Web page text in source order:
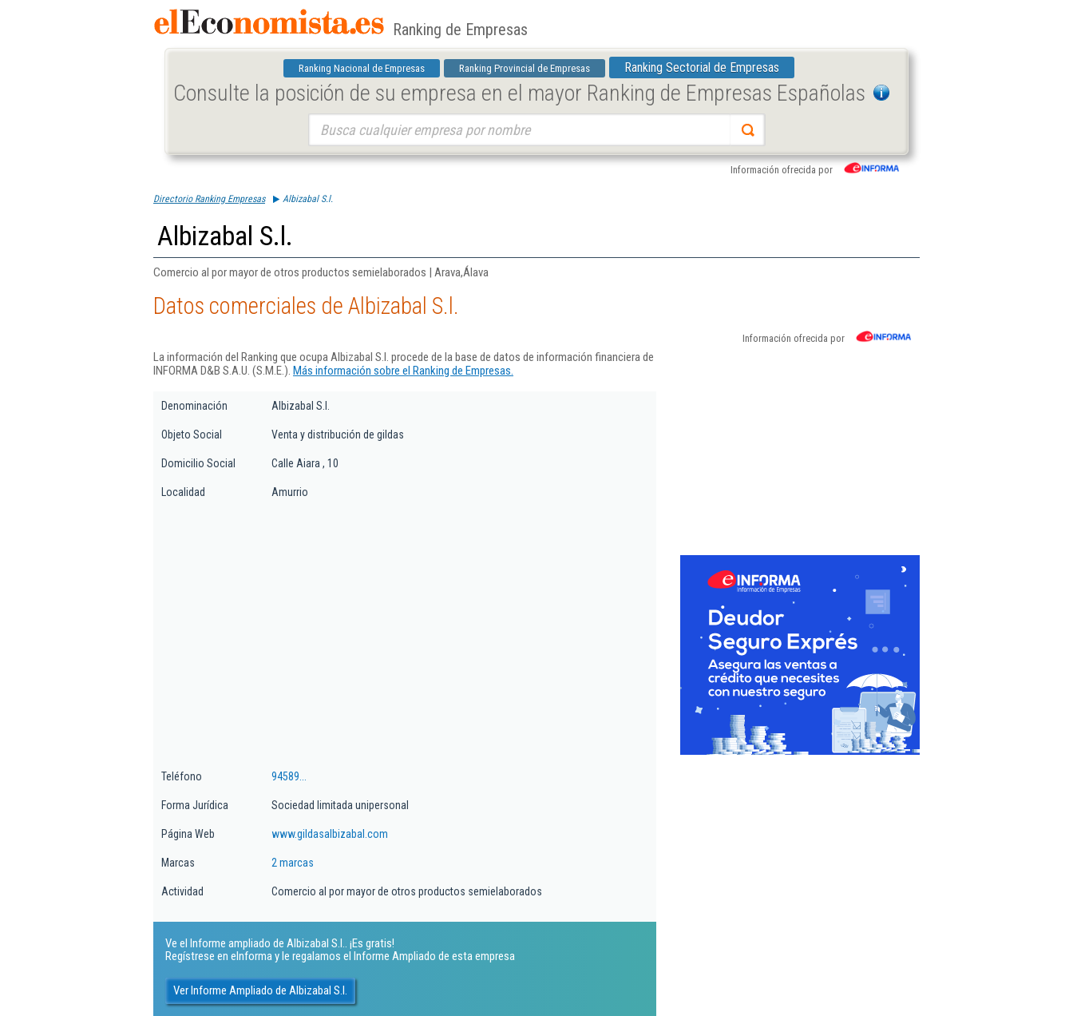
Ranking de Empresas
Ranking Nacional de Empresas Ranking Provincial de Empresas Ranking Sectorial de Empresas
Consulte la posición de su empresa en el mayor Ranking de Empresas Españolas
Información ofrecida por
Directorio Ranking Empresas Albizabal S.l.
Albizabal S.l.
Comercio al por mayor de otros productos semielaborados | Arava,Álava
Datos comerciales de Albizabal S.l.
Información ofrecida por
La información del Ranking que ocupa Albizabal S.l. procede de la base de datos de información financiera de
INFORMA D&B S.A.U. (S.M.E.). Más información sobre el Ranking de Empresas.
Denominación Albizabal S.l.
Objeto Social Venta y distribución de gildas
Domicilio Social Calle Aiara , 10
Localidad Amurrio
Teléfono 94589...
Forma Jurídica Sociedad limitada unipersonal
Página Web www.gildasalbizabal.com
Marcas 2 marcas
Actividad Comercio al por mayor de otros productos semielaborados
Ve el Informe ampliado de Albizabal S.l.. ¡Es gratis!
Regístrese en eInforma y le regalamos el Informe Ampliado de esta empresa
Ver Informe Ampliado de Albizabal S.l.